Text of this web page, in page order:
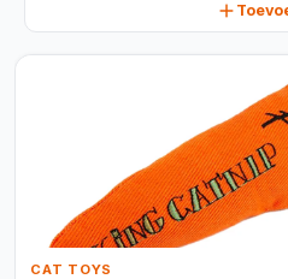
CAT TOYS